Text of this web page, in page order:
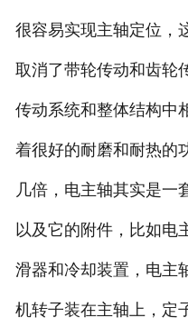
很容易实现主轴定位，
取消了带轮传动和齿轮
传动系统和整体结构中
着很好的耐磨和耐热的
几倍，电主轴其实是一
以及它的附件，比如电
滑器和冷却装置，电主
机转子装在主轴上，定